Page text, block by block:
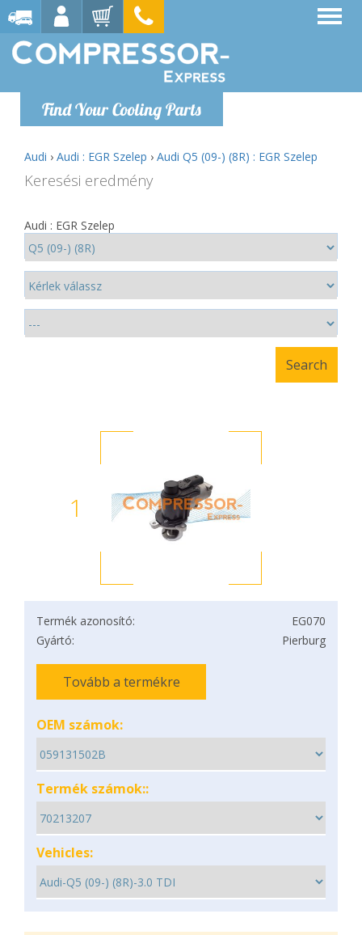
Find Your Cooling Parts
Audi › Audi : EGR Szelep › Audi Q5 (09-) (8R) : EGR Szelep
Keresési eredmény
Audi : EGR Szelep
1
Termék azonosító:
EG070
Gyártó:
Pierburg
Tovább a termékre
OEM számok:
Termék számok::
Vehicles: